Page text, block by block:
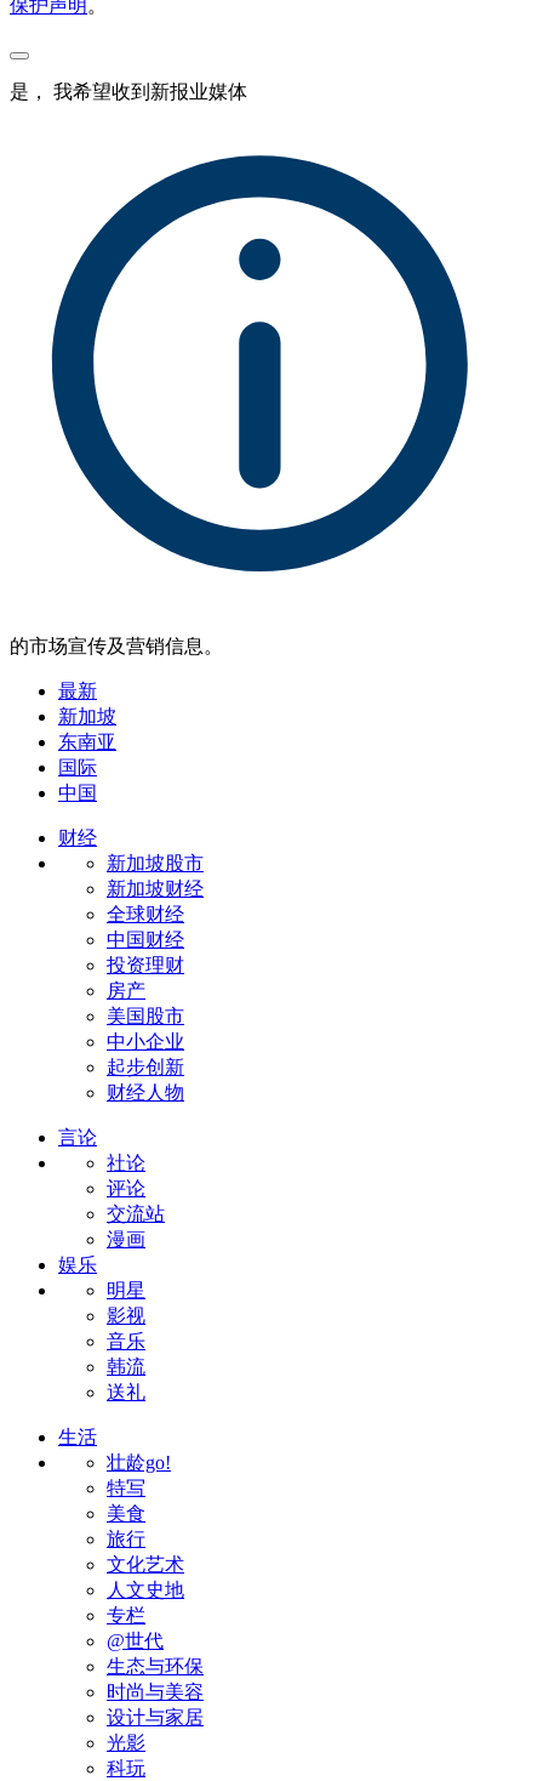
保护声明 。
是， 我希望收到新报业媒体
的市场宣传及营销信息。
最新
新加坡
东南亚
国际
中国
财经
新加坡股市
新加坡财经
全球财经
中国财经
投资理财
房产
美国股市
中小企业
起步创新
财经人物
言论
社论
评论
交流站
漫画
娱乐
明星
影视
音乐
韩流
送礼
生活
壮龄go!
特写
美食
旅行
文化艺术
人文史地
专栏
@世代
生态与环保
时尚与美容
设计与家居
光影
科玩